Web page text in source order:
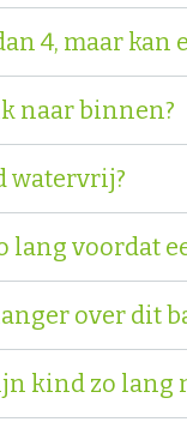
4, maar kan
naar binnen?
watervrij?
lang voordat
over dit
kind zo lang